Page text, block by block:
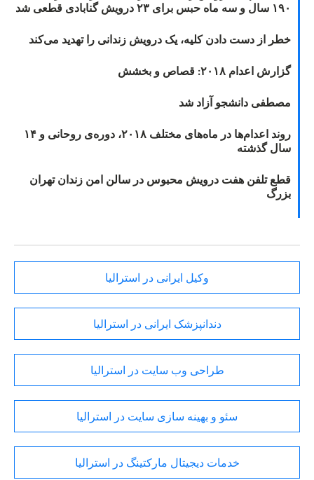
۱۹۰ سال و سه ماه حبس برای ۲۳ درویش گنابادی قطعی شد
خطر از دست دادن کلیه، یک درویش زندانی را تهدید می‌کند
گزارش اعدام ۲۰۱۸: قصاص و بخشش
مصطفی دانشجو آزاد شد
روند اعدام‌ها در ماه‌های مختلف ۲۰۱۸، دوره‌ی روحانی و ۱۴
سال گذشته
قطع تلفن هفت درویش محبوس در سالن امن زندان تهران
بزرگ
وکیل ایرانی در استرالیا
دندانپزشک ایرانی در استرالیا
طراحی وب سایت در استرالیا
سئو و بهینه سازی سایت در استرالیا
خدمات دیجیتال مارکتینگ در استرالیا